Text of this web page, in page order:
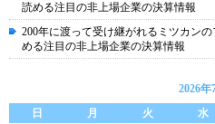
読める注目の非上場企業の決算情報
200年に渡って受け継がれるミツカン
める注目の非上場企業の決算情報
2026年
日
月 火 水